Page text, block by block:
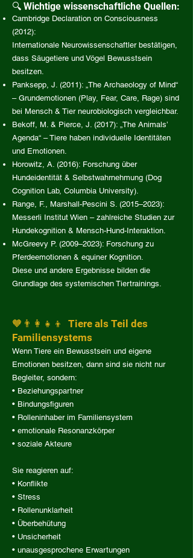
🔍 Wichtige wissenschaftliche Quellen:
Cambridge Declaration on Consciousness
(2012):
Internationale Neurowissenschaftler bestätigen,
dass Säugetiere und Vögel Bewusstsein
besitzen.
Panksepp, J. (2011): „The Archaeology of Mind“
– Grundemotionen (Play, Fear, Care, Rage) sind
bei Mensch & Tier neurobiologisch vergleichbar.
Bekoff, M. & Pierce, J. (2017): „The Animals’
Agenda“ – Tiere haben individuelle Identitäten
und Emotionen.
Horowitz, A. (2016): Forschung über
Hundeidentität & Selbstwahrnehmung (Dog
Cognition Lab, Columbia University).
Range, F., Marshall-Pescini S. (2015–2023):
Messerli Institut Wien – zahlreiche Studien zur
Hundekognition & Mensch-Hund-Interaktion.
McGreevy P. (2009–2023): Forschung zu
Pferdeemotionen & equiner Kognition.
Diese und andere Ergebnisse bilden die
Grundlage des systemischen Tiertrainings.
🧡👨‍👩‍👧‍👦 Tiere als Teil des
Familiensystems
Wenn Tiere ein Bewusstsein und eigene
Emotionen besitzen, dann sind sie nicht nur
Begleiter, sondern:
• Beziehungspartner
• Bindungsfiguren
• Rolleninhaber im Familiensystem
• emotionale Resonanzkörper
• soziale Akteure
Sie reagieren auf:
• Konflikte
• Stress
• Rollenunklarheit
• Überbehütung
• Unsicherheit
• unausgesprochene Erwartungen